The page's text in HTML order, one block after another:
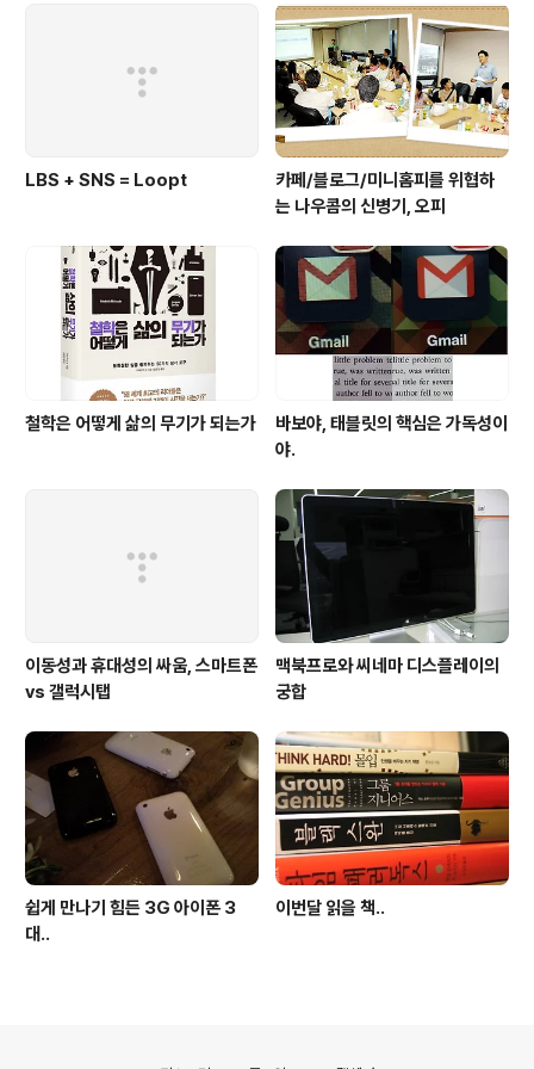
LBS + SNS = Loopt
카페/블로그/미니홈피를 위협하
는 나우콤의 신병기, 오피
철학은 어떻게 삶의 무기가 되는가
바보야, 태블릿의 핵심은 가독성이
야.
이동성과 휴대성의 싸움, 스마트폰
vs 갤럭시탭
맥북프로와 씨네마 디스플레이의
궁합
쉽게 만나기 힘든 3G 아이폰 3
대..
이번달 읽을 책..